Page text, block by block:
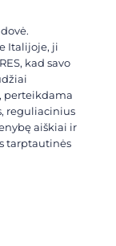
Italijoje, ji
kad savo
perteikdama
reguliacinius
aiškiai ir
tarptautinės